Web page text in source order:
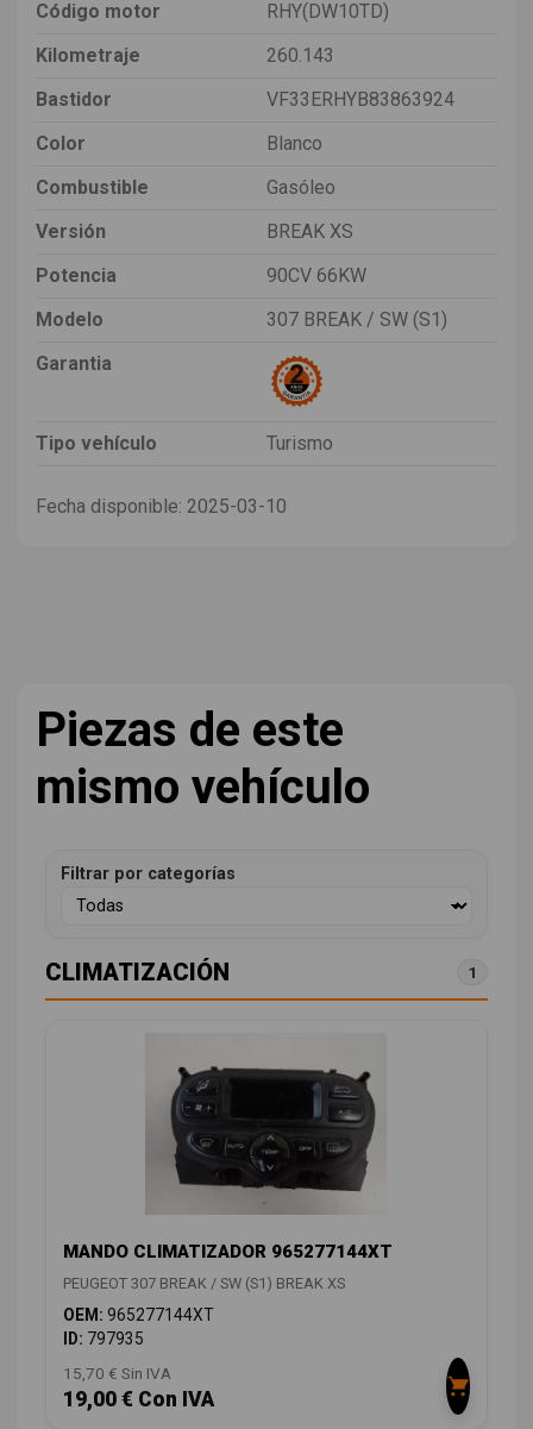
Código motor
RHY(DW10TD)
Kilometraje
260.143
Bastidor
VF33ERHYB83863924
Color
Blanco
Combustible
Gasóleo
Versión
BREAK XS
Potencia
90CV 66KW
Modelo
307 BREAK / SW (S1)
Garantia
Tipo vehículo Turismo
Fecha disponible: 2025-03-10
Piezas de este
mismo vehículo
Filtrar por categorías
CLIMATIZACIÓN 1
MANDO CLIMATIZADOR 965277144XT
PEUGEOT 307 BREAK / SW (S1) BREAK XS
OEM: 965277144XT
ID: 797935
15,70 € Sin IVA
19,00 € Con IVA